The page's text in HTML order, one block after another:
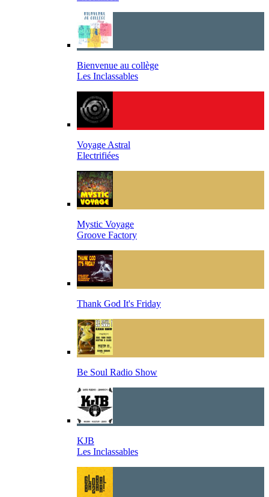
Bienvenue au collège
Les Inclassables
Voyage Astral
Electrifiées
Mystic Voyage
Groove Factory
Thank God It's Friday
Be Soul Radio Show
KJB
Les Inclassables